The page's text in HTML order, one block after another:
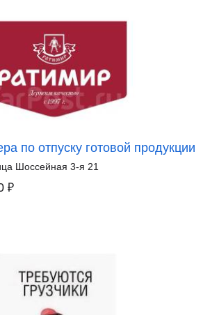
по отпуску готовой продукции
Шоссейная 3-я 21
₽